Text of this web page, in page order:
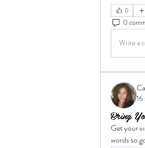
0
0
Write a
Bring
Get your
words so